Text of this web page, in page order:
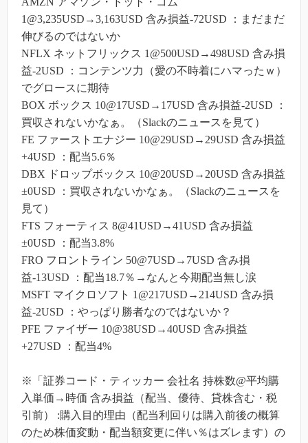
1@3,235USD→3,163USD 含み損益-72USD ：まだまだ
伸びるのではないか
NFLX ネットフリックス 1@500USD→498USD 含み損
益-2USD ：コンテンツ力（愛の不時着にハマったｗ）
でグロースに期待
BOX ボックス 10@17USD→17USD 含み損益-2USD ：
買収されないかなぁ。（Slackのニュースを見て）
FE ファーストエナジー 10@29USD→29USD 含み損益
+4USD ：配当5.6％
DBX ドロップボックス 10@20USD→20USD 含み損益
±0USD ：買収されないかなぁ。（Slackのニュースを
見て）
FTS フォーティス 8@41USD→41USD 含み損益
±0USD ：配当3.8%
FRO フロントライン 50@7USD→7USD 含み損
益-13USD ：配当18.7％→なんと今期配当無し涙
MSFT マイクロソフト 1@217USD→214USD 含み損
益-2USD ：やっぱり勝者なのではないか？
PFE ファイザー 10@38USD→40USD 含み損益
+27USD ：配当4%
※「証券コード・ティッカー 会社名 持株数@平均購
入単価→時価 含み損益（配当、優待、貸株含む・税
引前） :購入目的理由（配当利回りは購入前後の概算
のため株価変動・配当額変更に伴い％はズレます）の